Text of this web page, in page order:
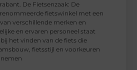
De Fietsenzaak: De
fietswinkel met een
verschillende merken en
en ervaren personeel staat
het vinden van de fiets die
fietsstijl en voorkeuren